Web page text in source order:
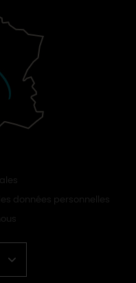
données personnelles